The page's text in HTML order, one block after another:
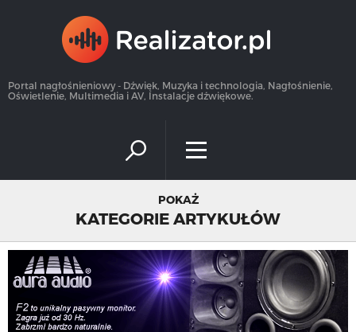
Portal nagłośnieniowy - Dźwięk, Muzyka i technologia, Nagłośnienie,
Oświetlenie, Multimedia i AV, Instalacje dźwiękowe.
POKAŻ
KATEGORIE ARTYKUŁÓW